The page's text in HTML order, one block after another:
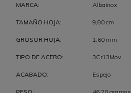
MARCA: Albainox
TAMAÑO HOJA: 9,80 cm
GROSOR HOJA: 1,60 mm
TIPO DE ACERO: 3Cr13Mov
ACABADO: Espejo